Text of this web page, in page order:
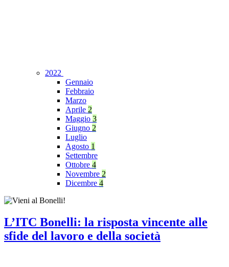
2022
Gennaio
Febbraio
Marzo
Aprile 2
Maggio 3
Giugno 2
Luglio
Agosto 1
Settembre
Ottobre 4
Novembre 2
Dicembre 4
L’ITC Bonelli: la risposta vincente alle
sfide del lavoro e della società